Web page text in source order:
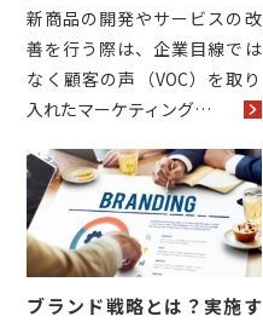
新商品の開発やサービスの改
善を行う際は、企業目線では
なく顧客の声（VOC）を取り
入れたマーケティング…
ブランド戦略とは？実施す